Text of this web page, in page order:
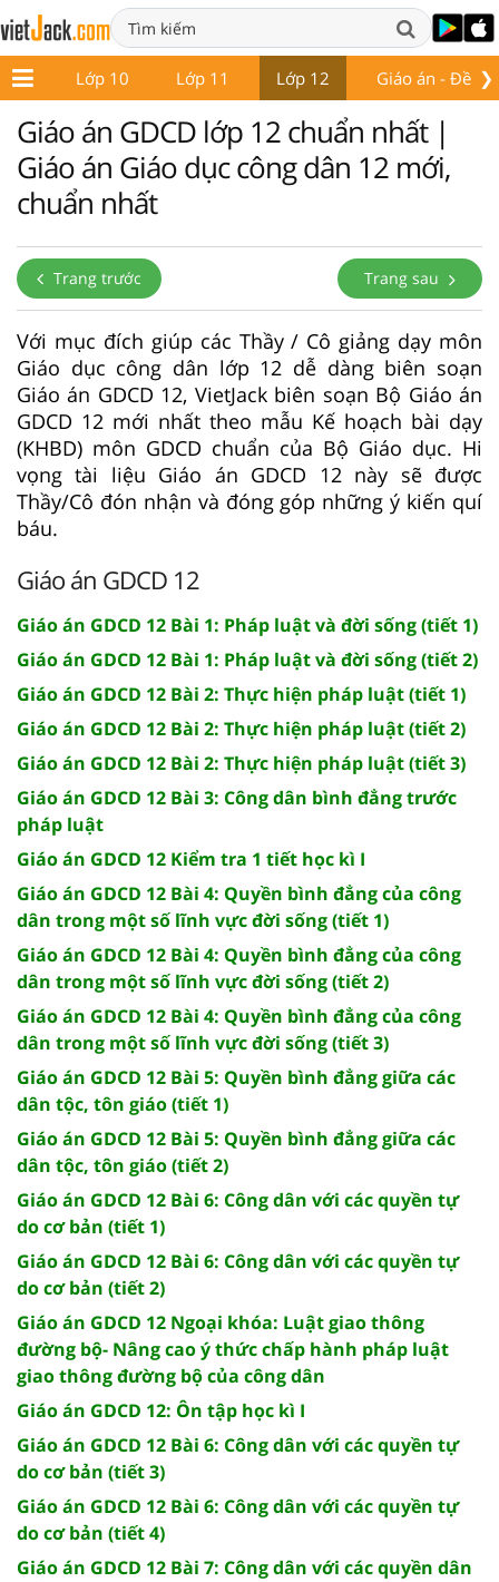
❯
9 Lớp 10 Lớp 11 Lớp 12 Giáo án - Đề thi
Giáo án GDCD lớp 12 chuẩn nhất |
Giáo án Giáo dục công dân 12 mới,
chuẩn nhất
Trang trước Trang sau
Với mục đích giúp các Thầy / Cô giảng dạy môn
Giáo dục công dân lớp 12 dễ dàng biên soạn
Giáo án GDCD 12, VietJack biên soạn Bộ Giáo án
GDCD 12 mới nhất theo mẫu Kế hoạch bài dạy
(KHBD) môn GDCD chuẩn của Bộ Giáo dục. Hi
vọng tài liệu Giáo án GDCD 12 này sẽ được
Thầy/Cô đón nhận và đóng góp những ý kiến quí
báu.
Giáo án GDCD 12
Giáo án GDCD 12 Bài 1: Pháp luật và đời sống (tiết 1)
Giáo án GDCD 12 Bài 1: Pháp luật và đời sống (tiết 2)
Giáo án GDCD 12 Bài 2: Thực hiện pháp luật (tiết 1)
Giáo án GDCD 12 Bài 2: Thực hiện pháp luật (tiết 2)
Giáo án GDCD 12 Bài 2: Thực hiện pháp luật (tiết 3)
Giáo án GDCD 12 Bài 3: Công dân bình đẳng trước
pháp luật
Giáo án GDCD 12 Kiểm tra 1 tiết học kì I
Giáo án GDCD 12 Bài 4: Quyền bình đẳng của công
dân trong một số lĩnh vực đời sống (tiết 1)
Giáo án GDCD 12 Bài 4: Quyền bình đẳng của công
dân trong một số lĩnh vực đời sống (tiết 2)
Giáo án GDCD 12 Bài 4: Quyền bình đẳng của công
dân trong một số lĩnh vực đời sống (tiết 3)
Giáo án GDCD 12 Bài 5: Quyền bình đẳng giữa các
dân tộc, tôn giáo (tiết 1)
Giáo án GDCD 12 Bài 5: Quyền bình đẳng giữa các
dân tộc, tôn giáo (tiết 2)
Giáo án GDCD 12 Bài 6: Công dân với các quyền tự
do cơ bản (tiết 1)
Giáo án GDCD 12 Bài 6: Công dân với các quyền tự
do cơ bản (tiết 2)
Giáo án GDCD 12 Ngoại khóa: Luật giao thông
đường bộ- Nâng cao ý thức chấp hành pháp luật
giao thông đường bộ của công dân
Giáo án GDCD 12: Ôn tập học kì I
Giáo án GDCD 12 Bài 6: Công dân với các quyền tự
do cơ bản (tiết 3)
Giáo án GDCD 12 Bài 6: Công dân với các quyền tự
do cơ bản (tiết 4)
Giáo án GDCD 12 Bài 7: Công dân với các quyền dân